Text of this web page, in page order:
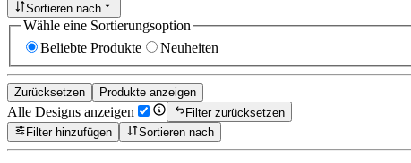
Sortieren nach
Wähle eine Sortierungsoption
Beliebte Produkte
Neuheiten
Zurücksetzen Produkte anzeigen
Alle Designs anzeigen
Filter zurücksetzen
Filter hinzufügen
Sortieren nach